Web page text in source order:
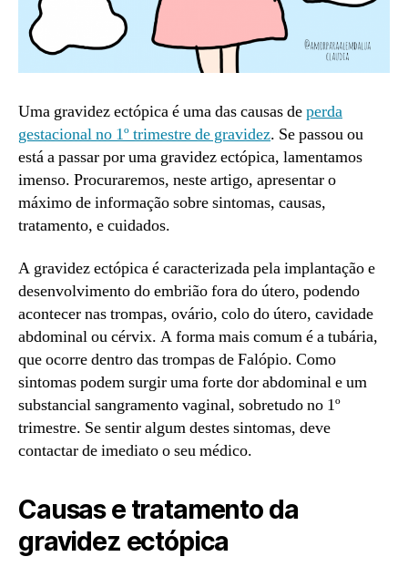
Uma gravidez ectópica é uma das causas deperda
gestacional no 1º trimestre de gravidez. Se passou ou
está a passar por uma gravidez ectópica, lamentamos
imenso. Procuraremos, neste artigo, apresentar o
máximo de informação sobre sintomas, causas,
tratamento, e cuidados.
A gravidez ectópica é caracterizada pela implantação e
desenvolvimento do embrião fora do útero, podendo
acontecer nas trompas, ovário, colo do útero, cavidade
abdominal ou cérvix. A forma mais comum é a tubária,
que ocorre dentro das trompas de Falópio. Como
sintomas podem surgir uma forte dor abdominal e um
substancial sangramento vaginal, sobretudo no 1º
trimestre. Se sentir algum destes sintomas, deve
contactar de imediato o seu médico.
Causas e tratamento da
gravidez ectópica